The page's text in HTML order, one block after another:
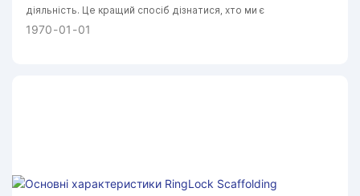
діяльність. Це кращий спосіб дізнатися, хто ми є
1970 01 01